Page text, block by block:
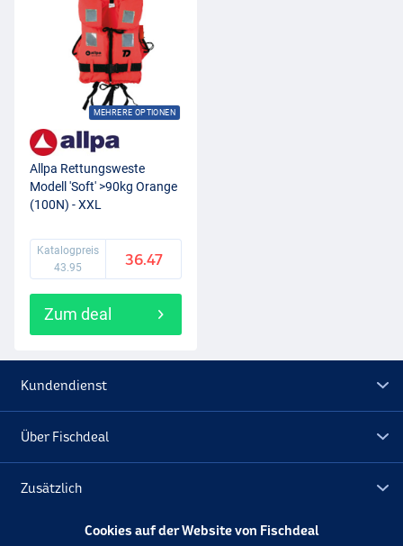
MEHRERE OPTIONEN
Allpa Rettungsweste
Modell 'Soft' >90kg Orange
(100N) - XXL
Katalogpreis
43.95
36.47
Zum deal
Kundendienst
Über Fischdeal
Zusätzlich
Lagerräumung
Cookies auf der Website von Fischdeal